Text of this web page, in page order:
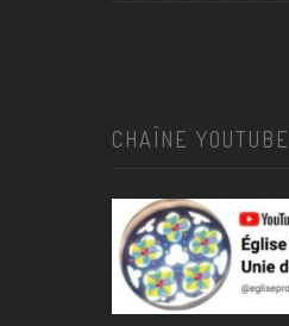
CHAÎNE YOUTUBE